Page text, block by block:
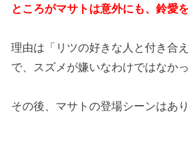
ところがマサトは意外にも、鈴愛
理由は「リツの好きな人と付き合
で、スズメが嫌いなわけではなか
その後、マサトの登場シーンはあ